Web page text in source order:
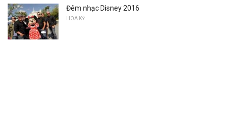
Đêm nhạc Disney 2016
HOA KỲ